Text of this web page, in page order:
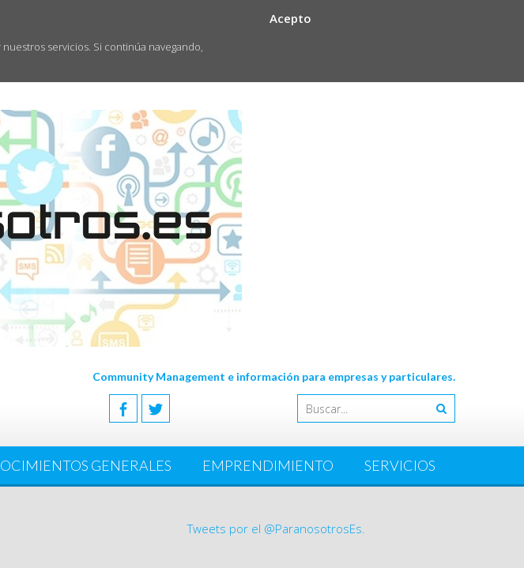
servicios. Si continúa navegando,
Acepto
Community Management e información para empresas y particulares.
GENERALES EMPRENDIMIENTO SERVICIOS
Tweets por el @ParanosotrosEs.